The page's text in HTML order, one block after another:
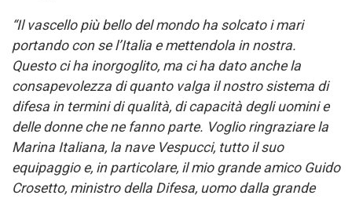
“Il vascello più bello del mondo ha solcato i mari
portando con se l’Italia e mettendola in nostra.
Questo ci ha inorgoglito, ma ci ha dato anche la
consapevolezza di quanto valga il nostro sistema di
difesa in termini di qualità, di capacità degli uomini e
delle donne che ne fanno parte. Voglio ringraziare la
Marina Italiana, la nave Vespucci, tutto il suo
equipaggio e, in particolare, il mio grande amico Guido
Crosetto, ministro della Difesa, uomo dalla grande